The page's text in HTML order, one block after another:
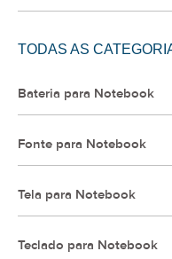
TODAS AS
Bateria para Notebook
Fonte para Notebook
Tela para Notebook
Teclado para Notebook